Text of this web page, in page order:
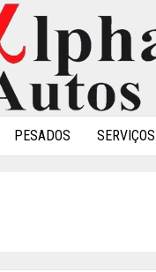
PESADOS SERVIÇOS